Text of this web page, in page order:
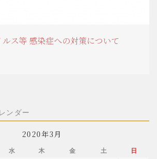
ス等 感染症への対策について
ンダー
2020年3月
水 木 金 土 日